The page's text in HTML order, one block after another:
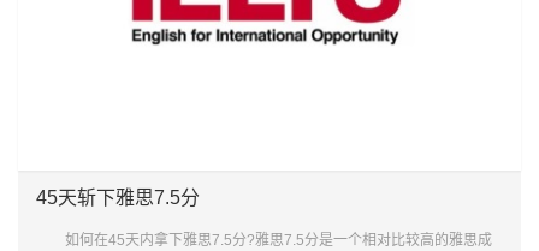
45天斩下雅思7.5分
如何在45天内拿下雅思7.5分?雅思7.5分是一个相对比较高的雅思成